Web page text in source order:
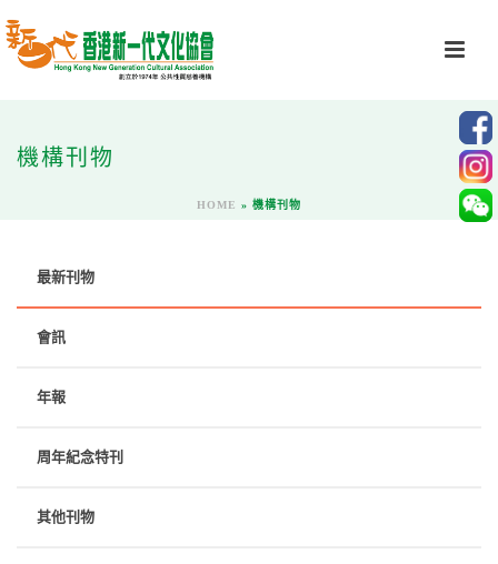
機構刊物
HOME » 機構刊物
最新刊物
會訊
年報
周年紀念特刊
其他刊物